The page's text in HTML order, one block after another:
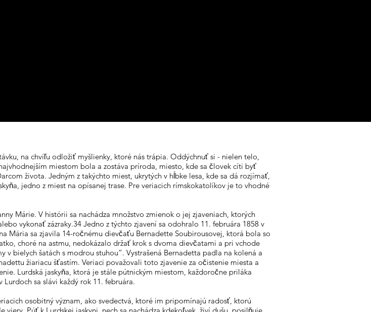
na chvíľu odložiť myšlienky, ktoré nás trápia. Oddýchnuť si - nielen telo,
miestom bola a zostáva príroda, miesto, kde sa človek cíti byť
života. Jedným z takýchto miest, ukrytých v hĺbke lesa, kde sa dá rozjímať,
jedno z miest na opísanej trase. Pre veriacich rímskokatolíkov je to vhodné
Márie. V histórii sa nachádza množstvo zmienok o jej zjaveniach, ktorých
vykonať zázraky.34 Jedno z týchto zjavení sa odohralo 11. februára 1858 v
Mária sa zjavila 14-ročnému dievčaťu Bernadette Soubirousovej, ktorá bola so
choré na astmu, nedokázalo držať krok s dvoma dievčatami a pri vchode
bielych šatách s modrou stuhou“. Vystrašená Bernadetta padla na kolená a
žiariacu šťastím. Veriaci považovali toto zjavenie za očistenie miesta a
Lurdská jaskyňa, ktorá je stále pútnickým miestom, každoročne priláka
sa slávi každý rok 11. februára.
osobitný význam, ako svedectvá, ktoré im pripomínajú radosť, ktorú